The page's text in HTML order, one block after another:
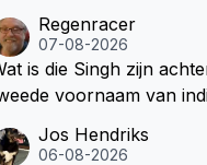
Regenracer
07-08-2026
is die Singh zijn
voornaam van
Jos Hendriks
06-08-2026